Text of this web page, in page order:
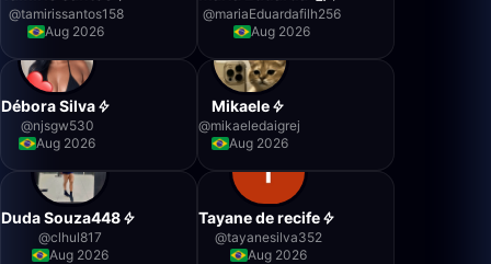
@tamirissantos158
Aug 2026
@mariaEduardafilh256
Aug 2026
Débora Silva
@njsgw530
Aug 2026
Mikaele
@mikaeledaigrej
Aug 2026
Duda Souza448
@clhul817
Aug 2026
Tayane de recife
@tayanesilva352
Aug 2026